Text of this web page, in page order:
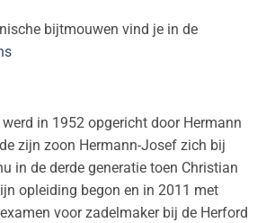
bijtmouwen vind je in de
werd in 1952 opgericht door Hermann
zijn zoon Hermann-Josef zich bij
in de derde generatie toen Christian
opleiding begon en in 2011 met
voor zadelmaker bij de Herford